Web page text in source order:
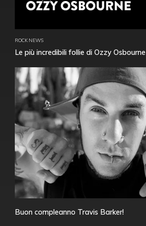
ROCK NEWS
Le più incredibili follie di Ozzy Osbourne
Buon compleanno Travis Barker!